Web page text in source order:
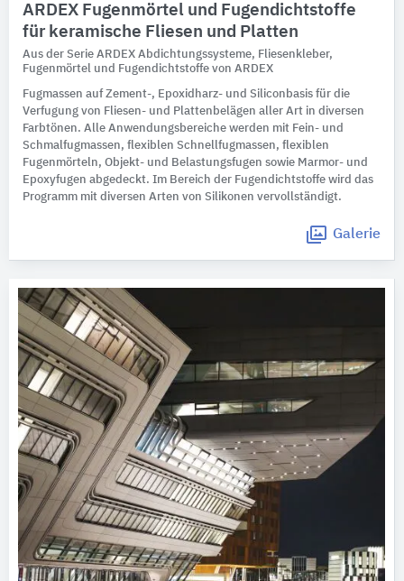
ARDEX Fugenmörtel und Fugendichtstoffe
für keramische Fliesen und Platten
Aus der Serie ARDEX Abdichtungssysteme, Fliesenkleber,
Fugenmörtel und Fugendichtstoffe von ARDEX
Fugmassen auf Zement-, Epoxidharz- und Siliconbasis für die
Verfugung von Fliesen- und Plattenbelägen aller Art in diversen
Farbtönen. Alle Anwendungsbereiche werden mit Fein- und
Schmalfugmassen, flexiblen Schnellfugmassen, flexiblen
Fugenmörteln, Objekt- und Belastungsfugen sowie Marmor- und
Epoxyfugen abgedeckt. Im Bereich der Fugendichtstoffe wird das
Programm mit diversen Arten von Silikonen vervollständigt.
Galerie